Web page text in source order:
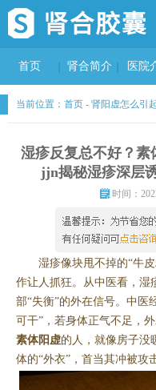
首页 肾合简介 医院
当前位置： 首页 - 肾阳虚怎么引
湿疹反复总不好？素
jjn揭秘湿疹深层
时间：
湿疹像块甩不掉的“牛
作让人抓狂。从中医看，湿
部“失衡”的外在信号。中医
可干”，若身体正气不足，
素体阳虚的人，就像房子没
体的“外衣”，首当其冲被攻